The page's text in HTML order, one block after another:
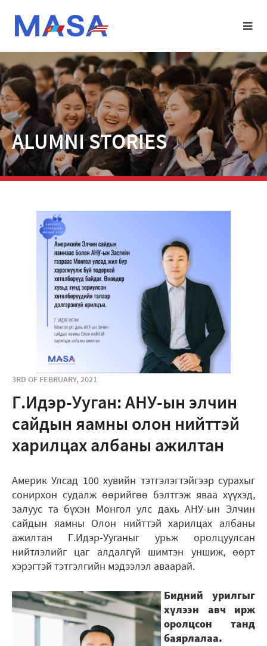
ALUMNI STORIES
3RD OF FEBRUARY, 2021
Г.Идэр-Ууган: АНУ-ын элчин
сайдын яамны олон нийттэй
харилцах албаны ажилтан
Америк Улсад 100 хувийн тэтгэлэгтэйгээр сурахыг
сонирхон судалж өөрийгөө бэлтгэж яваа хүүхэд,
залуус та бүхэн Монгол улс дахь АНУ-ын Элчин
сайдын яамны Олон нийттэй харилцах албаны
ажилтан Г.Идэр-Ууганыг урьж оролцуулсан
нийтлэлийг цаг алдалгүй шимтэн уншиж, өөрт
хэрэгтэй тэтгэлгийн мэдээлэл аваарай.
Бидний урилгыг
хүлээн авч ирж
оролцсон танд
баярлалаа.